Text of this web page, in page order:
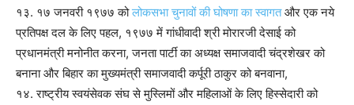
१३. १७ जनवरी १९७७ कोलोकसभा चुनावों की घोषणा का स्वागतऔर एक नये
प्रतिपक्ष दल के लिए पहल, १९७७ में गांधीवादी श्री मोरारजी देसाई को
प्रधानमंत्री मनोनीत करना, जनता पार्टी का अध्यक्ष समाजवादी चंद्रशेखर को
बनाना और बिहार का मुख्यमंत्री समाजवादी कर्पूरी ठाकुर को बनवाना,
१४. राष्ट्रीय स्वयंसेवक संघ से मुस्लिमों और महिलाओं के लिए हिस्सेदारी को